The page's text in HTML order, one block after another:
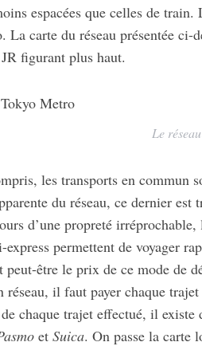
espacées que celles de
La carte du réseau présentée ci-
figurant plus haut.
Le
les transports en commun
du réseau, ce dernier
d’une propreté
express permettent de voyager
peut-être le prix de ce mode de
réseau, il faut payer chaque
chaque trajet effectué, il existe
et Suica. On passe la carte